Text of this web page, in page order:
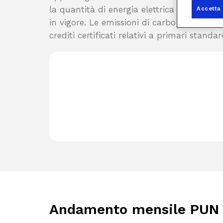
la quantità di energia elettrica fornita al
in vigore. Le emissioni di carbonio del
crediti certificati relativi a primari
Andamento mensile
Accetta